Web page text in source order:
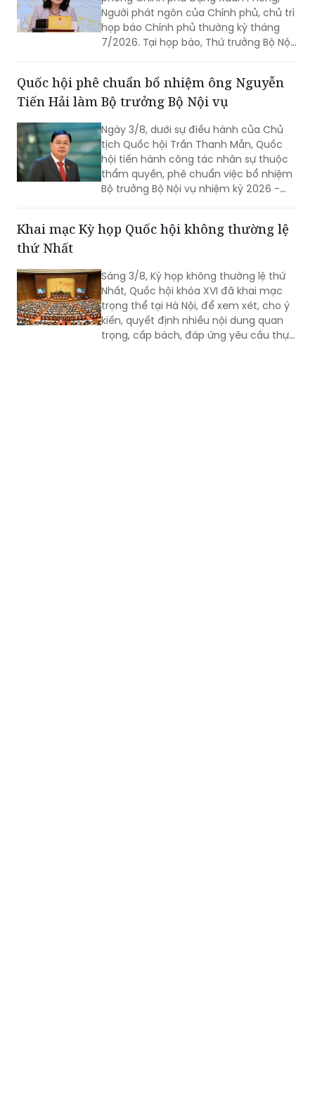
Người phát ngôn của Chính phủ, chủ trì
họp báo Chính phủ thường kỳ tháng
7/2026. Tại họp báo, Thứ trưởng Bộ Nội
toàn quốc.
Quốc hội phê chuẩn bổ nhiệm ông Nguyễn
Tiến Hải làm Bộ trưởng Bộ Nội vụ
Ngày 3/8, dưới sự điều hành của Chủ
tịch Quốc hội Trần Thanh Mẫn, Quốc
hội tiến hành công tác nhân sự thuộc
thẩm quyền, phê chuẩn việc bổ nhiệm
Bộ trưởng Bộ Nội vụ nhiệm kỳ 2026 -
quyền Bộ trưởng Bộ Nội vụ.
Khai mạc Kỳ họp Quốc hội không thường lệ
thứ Nhất
Sáng 3/8, Kỳ họp không thường lệ thứ
Nhất, Quốc hội khóa XVI đã khai mạc
trọng thể tại Hà Nội, để xem xét, cho ý
kiến, quyết định nhiều nội dung quan
trọng, cấp bách, đáp ứng yêu cầu thực